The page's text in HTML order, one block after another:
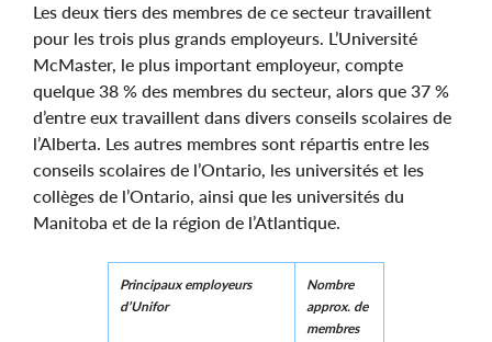
Les deux tiers des membres de ce secteur travaillent
pour les trois plus grands employeurs. L’Université
McMaster, le plus important employeur, compte
quelque 38 % des membres du secteur, alors que 37 %
d’entre eux travaillent dans divers conseils scolaires de
l’Alberta. Les autres membres sont répartis entre les
conseils scolaires de l’Ontario, les universités et les
collèges de l’Ontario, ainsi que les universités du
Manitoba et de la région de l’Atlantique.
Principaux employeurs
d’Unifor
Nombre
approx. de
membres